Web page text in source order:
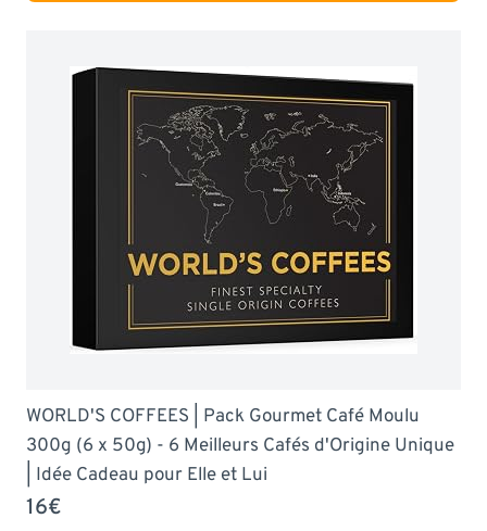
WORLD'S COFFEES | Pack Gourmet Café Moulu
300g (6 x 50g) - 6 Meilleurs Cafés d'Origine Unique
| Idée Cadeau pour Elle et Lui
16€